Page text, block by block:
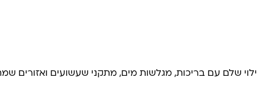
שלם עם בריכות, מגלשות מים, מתקני שעשועים ואזורים